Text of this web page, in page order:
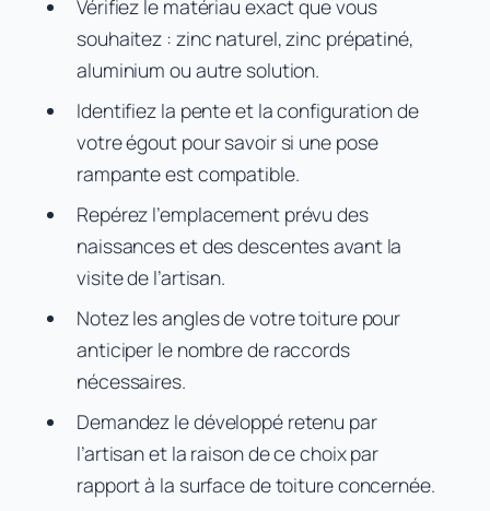
Vérifiez le matériau exact que vous
souhaitez : zinc naturel, zinc prépatiné,
aluminium ou autre solution.
Identifiez la pente et la configuration de
votre égout pour savoir si une pose
rampante est compatible.
Repérez l’emplacement prévu des
naissances et des descentes avant la
visite de l’artisan.
Notez les angles de votre toiture pour
anticiper le nombre de raccords
nécessaires.
Demandez le développé retenu par
l’artisan et la raison de ce choix par
rapport à la surface de toiture concernée.